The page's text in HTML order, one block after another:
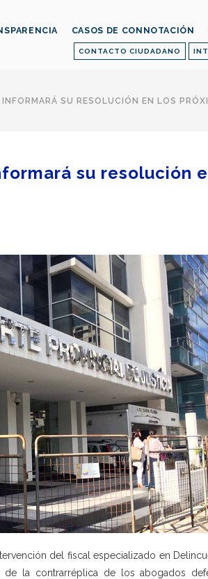
CONTACTO CIUDADANO
CASOS DE CONNOTACIÓN
SU RESOLUCIÓN EN LOS
su resolución
del fiscal especializado en
de la contrarréplica de los abogados